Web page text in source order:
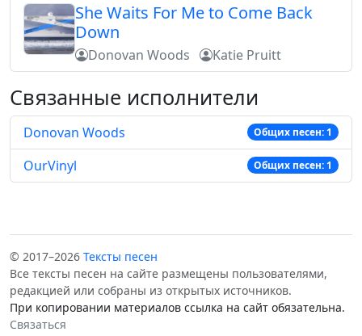
She Waits For Me to Come Back
Down
Donovan Woods Katie Pruitt
Связанные исполнители
Donovan Woods Общих песен: 1
OurVinyl Общих песен: 1
© 2017–2026 Тексты песен
Все тексты песен на сайте размещены пользователями,
редакцией или собраны из открытых источников.
При копировании материалов ссылка на сайт обязательна.
Связаться